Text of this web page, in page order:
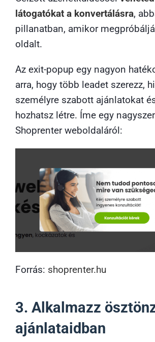
látogatókat a konvertálásra,
pillanatban, amikor
oldalt.
Az exit-popup egy nagyon
arra, hogy több leadet szerezz,
személyre szabott ajánlatokat
hozhatsz létre. Íme egy
Shoprenter weboldaláról:
Forrás: shoprenter.hu
3. Alkalmazz
ajánlataidban